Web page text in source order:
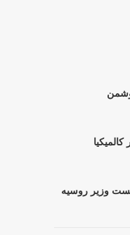
وزیر روسیه